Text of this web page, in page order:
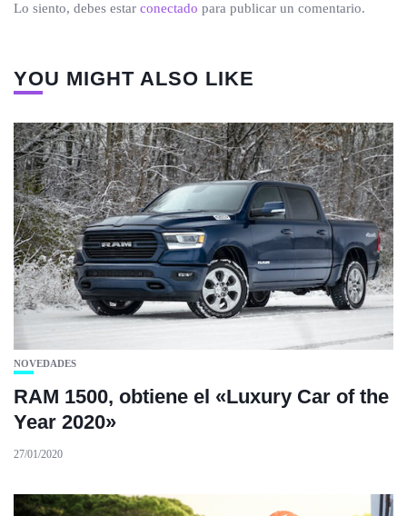
Lo siento, debes estar conectado para publicar un comentario.
YOU MIGHT ALSO LIKE
NOVEDADES
RAM 1500, obtiene el «Luxury Car of the
Year 2020»
27/01/2020